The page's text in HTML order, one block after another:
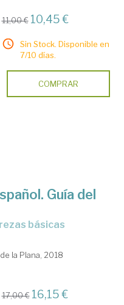
11,00 € 10,45 €
Sin Stock. Disponible en
7/10 días.
COMPRAR
Guía del
básicas
la Plana, 2018
17,00 € 16,15 €